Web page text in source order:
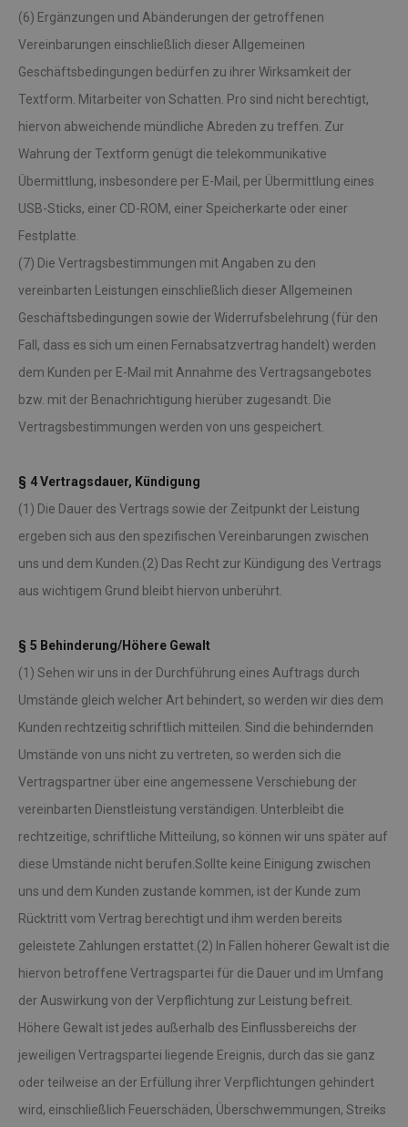
(6) Ergänzungen und Abänderungen der getroffenen
Vereinbarungen einschließlich dieser Allgemeinen
Geschäftsbedingungen bedürfen zu ihrer Wirksamkeit der
Textform. Mitarbeiter von Schatten. Pro sind nicht berechtigt,
hiervon abweichende mündliche Abreden zu treffen. Zur
Wahrung der Textform genügt die telekommunikative
Übermittlung, insbesondere per E-Mail, per Übermittlung eines
USB-Sticks, einer CD-ROM, einer Speicherkarte oder einer
Festplatte.
(7) Die Vertragsbestimmungen mit Angaben zu den
vereinbarten Leistungen einschließlich dieser Allgemeinen
Geschäftsbedingungen sowie der Widerrufsbelehrung (für den
Fall, dass es sich um einen Fernabsatzvertrag handelt) werden
dem Kunden per E-Mail mit Annahme des Vertragsangebotes
bzw. mit der Benachrichtigung hierüber zugesandt. Die
Vertragsbestimmungen werden von uns gespeichert.
§ 4 Vertragsdauer, Kündigung
(1) Die Dauer des Vertrags sowie der Zeitpunkt der Leistung
ergeben sich aus den spezifischen Vereinbarungen zwischen
uns und dem Kunden.(2) Das Recht zur Kündigung des Vertrags
aus wichtigem Grund bleibt hiervon unberührt.
§ 5 Behinderung/Höhere Gewalt
(1) Sehen wir uns in der Durchführung eines Auftrags durch
Umstände gleich welcher Art behindert, so werden wir dies dem
Kunden rechtzeitig schriftlich mitteilen. Sind die behindernden
Umstände von uns nicht zu vertreten, so werden sich die
Vertragspartner über eine angemessene Verschiebung der
vereinbarten Dienstleistung verständigen. Unterbleibt die
rechtzeitige, schriftliche Mitteilung, so können wir uns später auf
diese Umstände nicht berufen.Sollte keine Einigung zwischen
uns und dem Kunden zustande kommen, ist der Kunde zum
Rücktritt vom Vertrag berechtigt und ihm werden bereits
geleistete Zahlungen erstattet.(2) In Fällen höherer Gewalt ist die
hiervon betroffene Vertragspartei für die Dauer und im Umfang
der Auswirkung von der Verpflichtung zur Leistung befreit.
Höhere Gewalt ist jedes außerhalb des Einflussbereichs der
jeweiligen Vertragspartei liegende Ereignis, durch das sie ganz
oder teilweise an der Erfüllung ihrer Verpflichtungen gehindert
wird, einschließlich Feuerschäden, Überschwemmungen, Streiks